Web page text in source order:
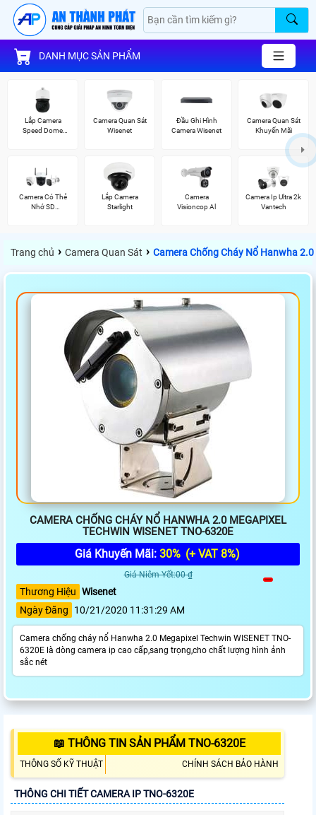
DANH MỤC SẢN PHẨM
Lắp Camera
Speed Dome
Camera Quan Sát
Wisenet
Đầu Ghi Hình
Camera Wisenet
Camera Quan Sát
Khuyến Mãi
Camera Có Thẻ
Nhớ SD
Lắp Camera
Starlight
Camera
Visioncop Al
Camera Ip Ultra 2k
Vantech
Trang chủ › Camera Quan Sát › Camera Chống Cháy Nổ Hanwha
CAMERA CHỐNG CHÁY NỔ HANWHA 2.0 MEGAPIXEL
TECHWIN WISENET TNO-6320E
Giá Khuyến Mãi: 30% (+ VAT 8%)
Giá Niêm Yết:00 ₫
Thương Hiệu Wisenet
Ngày Đăng
10/21/2020 11:31:29 AM
Camera chống cháy nổ Hanwha 2.0 Megapixel Techwin WISENET TNO-
6320E là dòng camera ip cao cấp,sang trọng,cho chất lượng hình ảnh
sắc nét
📖 THÔNG TIN SẢN PHẨM TNO-6320E
THÔNG SỐ KỸ THUẬT CHÍNH SÁCH BẢO HÀNH
THÔNG CHI TIẾT CAMERA IP TNO-6320E